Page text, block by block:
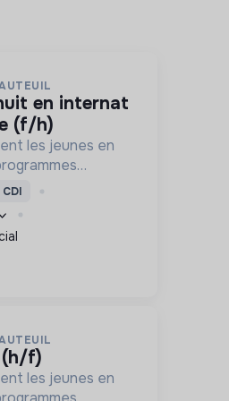
(f/h)
les jeunes en
formation et
de devenir
debout.
CDI
(h/f)
les jeunes en